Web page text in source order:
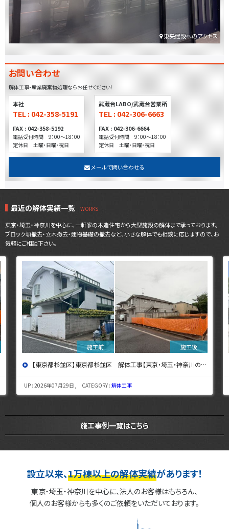
東央建設へのアクセス
お問い合わせ
解体工事・産業廃棄物処理ならお任せください!
本社
TEL : 042-358-5191
FAX : 042-358-5192
電話受付時間 9：00～18：00
定休日 土曜・日曜・祝日
武蔵台LABO/武蔵台営業所
TEL : 042-306-6663
FAX : 042-306-6664
電話受付時間 9：00～18：00
定休日 土曜・日曜・祝日
メールで問い合わせる
最近の解体実績一覧
東京・埼玉・神奈川を中心に、一軒家の木造住宅から大型施設の解体まで承っております。
ブロック塀撤去・立木撤去・建物基礎の撤去など、小さな解体でも相談に応じますので、お
気軽にご相談下さい。
【東京都杉並区】東京都杉並区 解体工事【東京・埼玉・神奈川の解体工事なら東央建設へ】
UP : 2026年07月29日 , CATEGORY :解体工事
施工事例一覧はこちら
設立以来、1万棟以上の解体実績があります！
東京・埼玉・神奈川を中心に、法人のお客様はもちろん、
個人のお客様からも多くのご依頼をいただいております。